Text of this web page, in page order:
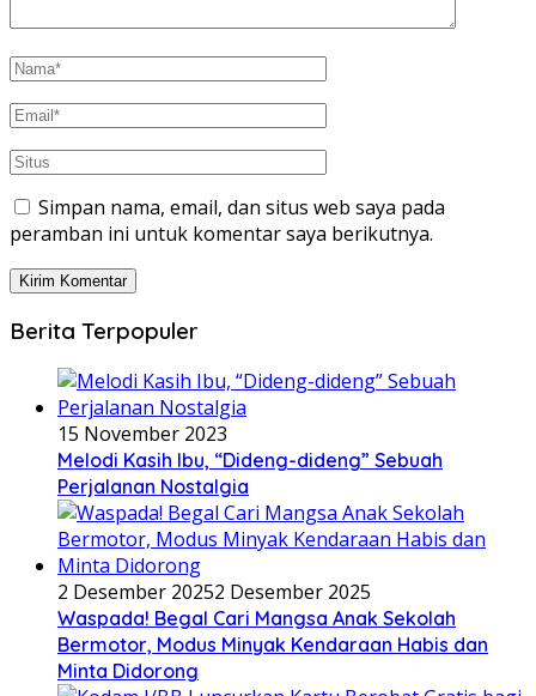
Simpan nama, email, dan situs web saya pada
peramban ini untuk komentar saya berikutnya.
Berita Terpopuler
15 November 2023
Melodi Kasih Ibu, “Dideng-dideng” Sebuah
Perjalanan Nostalgia
2 Desember 20252 Desember 2025
Waspada! Begal Cari Mangsa Anak Sekolah
Bermotor, Modus Minyak Kendaraan Habis dan
Minta Didorong